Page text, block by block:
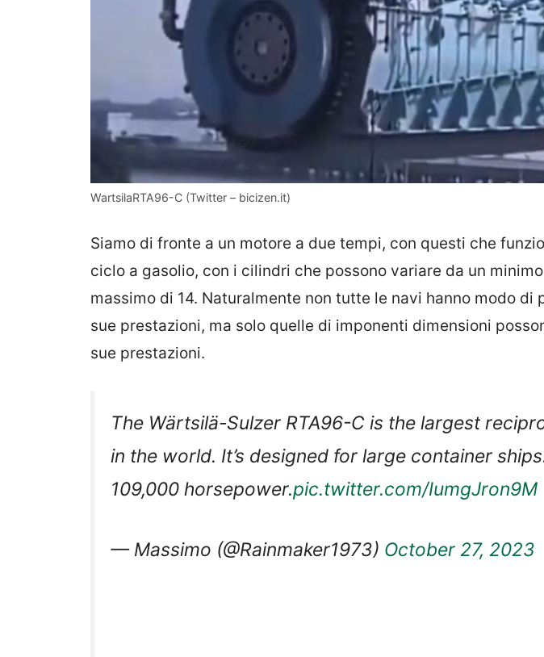
WartsilaRTA96-C (Twitter – bicizen.it)
Siamo di fronte a un motore a due tempi, con questi che
ciclo a gasolio, con i cilindri che possono variare da un
massimo di 14. Naturalmente non tutte le navi hanno modo di
sue prestazioni, ma solo quelle di imponenti dimensioni
sue prestazioni.
The Wärtsilä-Sulzer RTA96-C is the largest
in the world. It’s designed for large container
109,000 horsepower.pic.twitter.com/IumgJron9M
— Massimo (@Rainmaker1973) October 27, 2023